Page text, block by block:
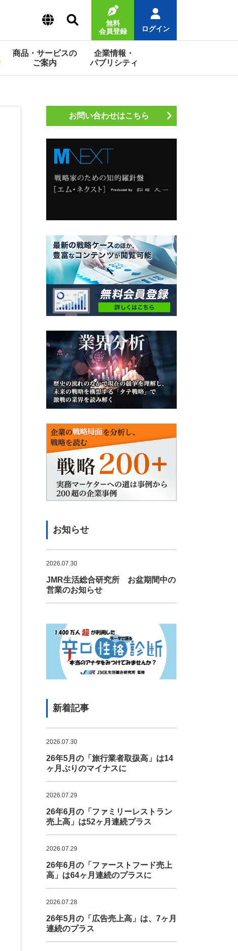
無料
会員登録
ログイン
商品・サービスの
ご案内
企業情報・
パブリシティ
お問い合わせはこちら
お知らせ
2026.07.30
JMR生活総合研究所 お盆期間中の
営業のお知らせ
新着記事
2026.07.30
26年5月の「旅行業者取扱高」は14
ヶ月ぶりのマイナスに
2026.07.29
26年6月の「ファミリーレストラン
売上高」は52ヶ月連続プラス
2026.07.29
26年6月の「ファーストフード売上
高」は64ヶ月連続のプラスに
2026.07.28
26年5月の「広告売上高」は、7ヶ月
連続のプラス